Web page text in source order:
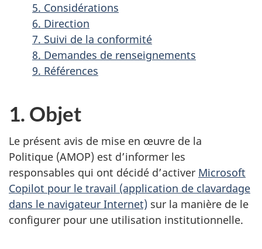
5. Considérations
6. Direction
7. Suivi de la conformité
8. Demandes de renseignements
9. Références
1. Objet
Le présent avis de mise en œuvre de la
Politique (AMOP) est d’informer les
responsables qui ont décidé d’activer Microsoft
Copilot pour le travail (application de clavardage
dans le navigateur Internet) sur la manière de le
configurer pour une utilisation institutionnelle.